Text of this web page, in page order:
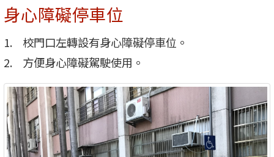
身心障礙停車位
校門口左轉設有身心障礙停車位。
方便身心障礙駕駛使用。